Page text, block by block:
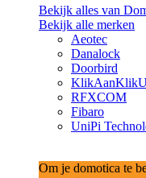
Bekijk alles van
Bekijk alle merken
Aeotec
Danalock
Doorbird
RFXCOM
Fibaro
UniPi
Om je domotica te